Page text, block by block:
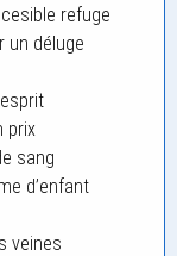
refuge
un déluge
prix
sang
d’enfant
veines